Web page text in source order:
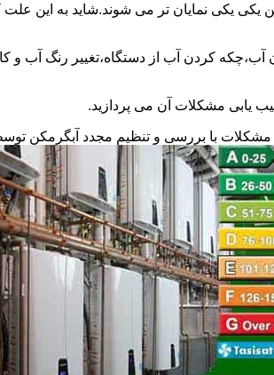
یکی نمایان تر می شوند.شاید به این
کردن آب از دستگاه،تغییر رنگ آب و
یابی مشکلات آن می پردازید.
مشکلات با بررسی و تنظیم مجدد آبگرمکن